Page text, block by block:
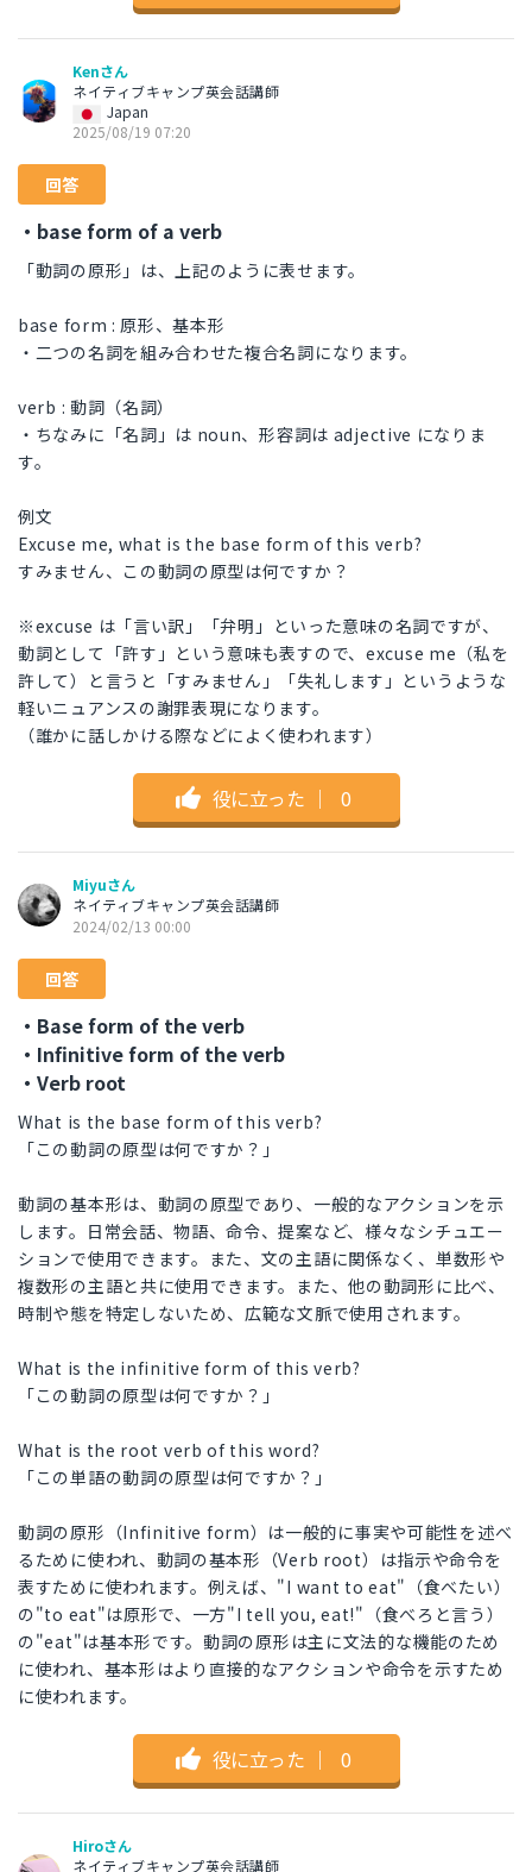
Kenさん
ネイティブキャンプ英会話講師
Japan
2025/08/19 07:20
回答
・base form of a verb
「動詞の原形」は、上記のように表せます。
base form : 原形、基本形
・二つの名詞を組み合わせた複合名詞になります。
verb : 動詞（名詞）
・ちなみに「名詞」は noun、形容詞は adjective になりま
す。
例文
Excuse me, what is the base form of this verb?
すみません、この動詞の原型は何ですか？
※excuse は「言い訳」「弁明」といった意味の名詞ですが、
動詞として「許す」という意味も表すので、excuse me（私を
許して）と言うと「すみません」「失礼します」というような
軽いニュアンスの謝罪表現になります。
（誰かに話しかける際などによく使われます）
役に立った ｜ 0
Miyuさん
ネイティブキャンプ英会話講師
2024/02/13 00:00
回答
・Base form of the verb
・Infinitive form of the verb
・Verb root
What is the base form of this verb?
「この動詞の原型は何ですか？」
動詞の基本形は、動詞の原型であり、一般的なアクションを示
します。日常会話、物語、命令、提案など、様々なシチュエー
ションで使用できます。また、文の主語に関係なく、単数形や
複数形の主語と共に使用できます。また、他の動詞形に比べ、
時制や態を特定しないため、広範な文脈で使用されます。
What is the infinitive form of this verb?
「この動詞の原型は何ですか？」
What is the root verb of this word?
「この単語の動詞の原型は何ですか？」
動詞の原形（Infinitive form）は一般的に事実や可能性を述べ
るために使われ、動詞の基本形（Verb root）は指示や命令を
表すために使われます。例えば、"I want to eat"（食べたい）
の"to eat"は原形で、一方"I tell you, eat!"（食べろと言う）
の"eat"は基本形です。動詞の原形は主に文法的な機能のため
に使われ、基本形はより直接的なアクションや命令を示すため
に使われます。
役に立った ｜ 0
Hiroさん
ネイティブキャンプ英会話講師